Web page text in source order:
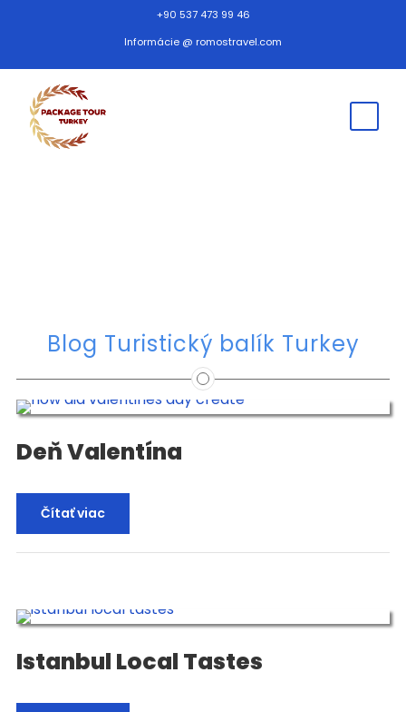
+90 537 473 99 46
Informácie @ romostravel.com
Blog Turistický balík Turkey
Deň Valentína
Čítať viac
Istanbul Local Tastes